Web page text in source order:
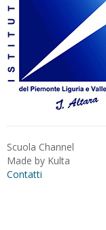
Scuola Channel
Made by Kulta
Contatti